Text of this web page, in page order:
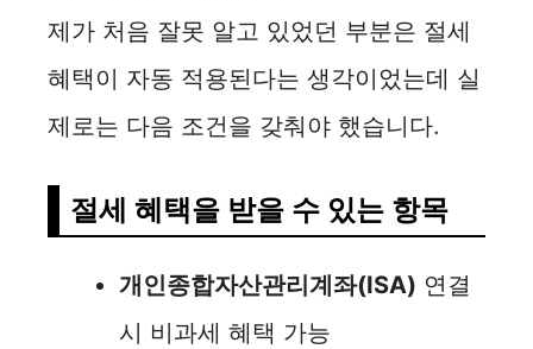
제가 처음 잘못 알고 있었던 부분은 절세
혜택이 자동 적용된다는 생각이었는데 실
제로는 다음 조건을 갖춰야 했습니다.
절세 혜택을 받을 수 있는 항목
개인종합자산관리계좌(ISA) 연결
시 비과세 혜택 가능